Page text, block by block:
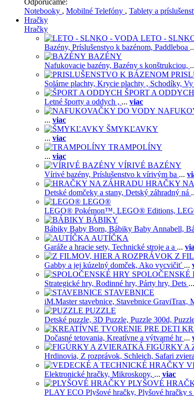
Odporúčame:
Notebooky , Mobilné Telefóny , Tablety a
Hračky
Hračky
LETO -
Bazény, Príslušenstvo k bazénom, Paddleboa
BAZÉNY
Nafukovacie bazény, Bazény s konštrukciou,
Solárne plachty, Krycie plachty , Schodíky, Vy
ŠPORT A ODDYCH
Letné športy a oddych , ... viac
... viac
ŠMYKĽAVKY
... viac
TRAMPOLÍNY
... viac
VÍRIVÉ BAZÉNY
Vírivé bazény, Príslušenstvo k vírivým ba ...
HRAČKY
Detské domčeky a stany, Detský záhradný ná
LEGO®
LEGO® Pokémon™, LEGO® Editions,
BÁBIKY
Bábiky Baby Born, Bábiky Baby Annabell,
AUTÍČKA
Garáže a hracie sety, Technické stroje a a ...
Z
Gabby a jej kúzelný domček, Ako vycvičiť ...
SPOLOČENSKÉ
Strategické hry, Rodinné hry, Párty hry, Dets ...
STAVEBNICE
iM.Master stavebnice, Stavebnice GraviTrax,
PUZZLE
Detské puzzle, 3D Puzzle, Puzzle 300d,
Dočasné tetovania, Kreatívne a výtvarné hr ...
FIGÚRKY A
Hrdinovia, Z rozprávok, Schleich, Safari zviera
Elektronické hračky, Mikroskopy, ... viac
PLYŠOVÉ
PLAY ECO Plyšové hračky, Plyšové hračky s